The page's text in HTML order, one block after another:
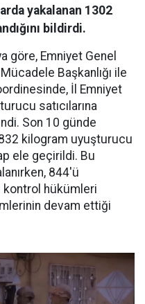
yakalanan 1302
bildirdi.
göre, Emniyet Genel
Başkanlığı ile
İl Emniyet
satıcılarına
Son 10 günde
kilogram uyuşturucu
ele geçirildi. Bu
844'ü
kontrol hükümleri
devam ettiği